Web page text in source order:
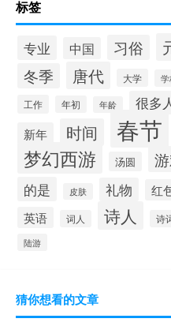
标签
专业 中国 习俗
冬季 唐代 大学
工作 年初 年龄 很多
新年 时间 春节
梦幻西游 汤圆
的是 皮肤 礼物 红
英语 词人 诗人 诗
陆游
猜你想看的文章